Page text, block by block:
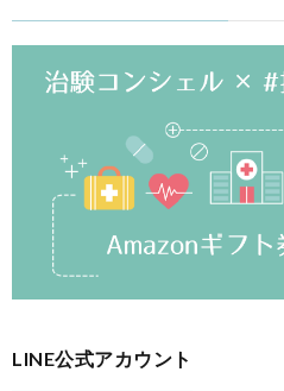
LINE公式アカウント